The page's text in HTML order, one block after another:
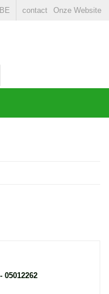
contact Onze Website
BE
05012262